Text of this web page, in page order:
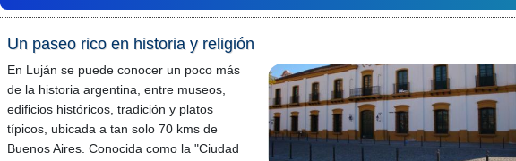
Un paseo rico en historia y religión
En Luján se puede conocer un poco más
de la historia argentina, entre museos,
edificios históricos, tradición y platos
típicos, ubicada a tan solo 70 kms de
Buenos Aires. Conocida como la "Ciudad